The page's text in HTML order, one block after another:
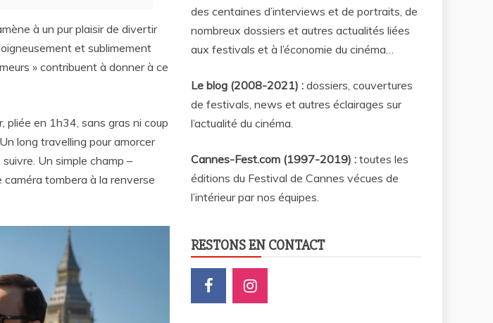
à un pur plaisir de divertir
et sublimement
» contribuent à donner à ce
pliée en 1h34, sans gras ni coup
. Un long travelling pour amorcer
Un simple champ –
tombera à la renverse
des centaines d’interviews et de portraits, de
nombreux dossiers et autres actualités liées
aux festivals et à l’économie du cinéma…
Le blog (2008-2021) : dossiers, couvertures
de festivals, news et autres éclairages sur
l’actualité du cinéma
Cannes-Fest.com (1997-2019) : toutes les
éditions du Festival de Cannes vécues de
l’intérieur par nos équipes.
RESTONS EN CONTACT